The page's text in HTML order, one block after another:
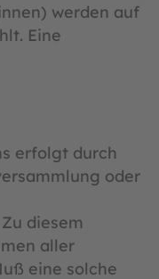
werden auf
Eine
erfolgt durch
oder
diesem
aller
eine solche